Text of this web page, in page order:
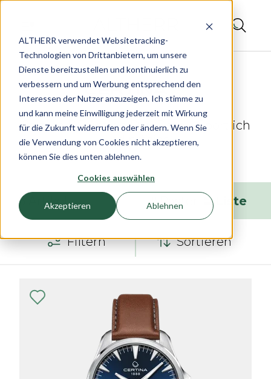
ALTHERR verwendet Websitetracking-
Technologien von Drittanbietern, um unsere
Dienste bereitzustellen und kontinuierlich zu
verbessern und um Werbung entsprechend den
Interessen der Nutzer anzuzeigen. Ich stimme zu
und kann meine Einwilligung jederzeit mit Wirkung
für die Zukunft widerrufen oder ändern. Wenn Sie
die Verwendung von Cookies nicht akzeptieren,
können Sie dies unten ablehnen.
Cookies auswählen
Akzeptieren Ablehnen
Certina DS Action Day Date – Sportlich
und präzise
6 Artikel Raster Liste
Filtern Sortieren